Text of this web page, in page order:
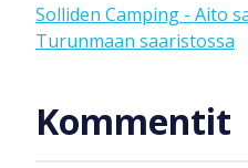
Solliden Camping - Aito
Turunmaan saaristossa
Kommentit